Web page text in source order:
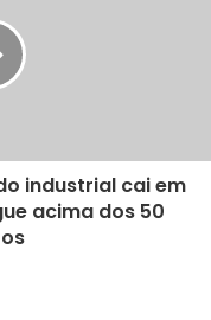
industrial cai em
acima dos 50